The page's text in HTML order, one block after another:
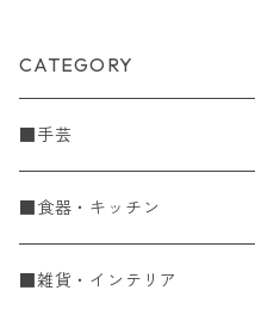
CATEGORY
■手芸
手編糸
Spring & Summer
刺し子・こぎん
■食器・キッチン
食器
■雑貨・インテリア